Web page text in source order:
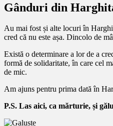
Gânduri din
Au mai fost și alte locuri în
cred că nu este așa. Dincolo de
Există o determinare a lor de a
formă de solidaritate, în care cel
de mic.
Am ajuns pentru prima dată în
P.S. Las aici, ca mărturie, și